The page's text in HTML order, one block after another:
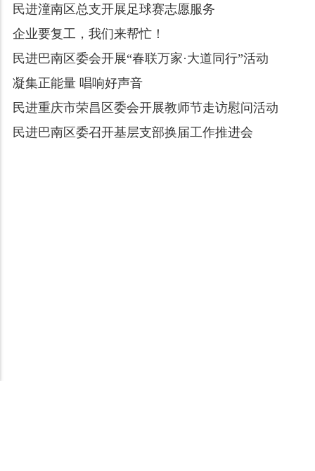
民进潼南区总支开展足球赛志愿服务
企业要复工，我们来帮忙！
民进巴南区委会开展“春联万家·大道同行”活动
凝集正能量 唱响好声音
民进重庆市荣昌区委会开展教师节走访慰问活动
民进巴南区委召开基层支部换届工作推进会